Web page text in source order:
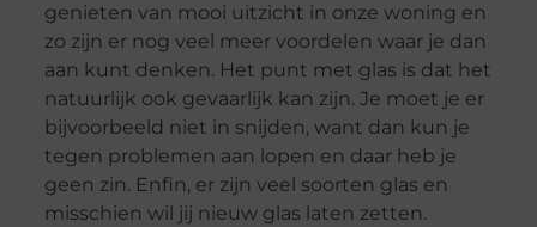
genieten van mooi uitzicht in onze woning en
zo zijn er nog veel meer voordelen waar je dan
aan kunt denken. Het punt met glas is dat het
natuurlijk ook gevaarlijk kan zijn. Je moet je er
bijvoorbeeld niet in snijden, want dan kun je
tegen problemen aan lopen en daar heb je
geen zin. Enfin, er zijn veel soorten glas en
misschien wil jij nieuw glas laten zetten.